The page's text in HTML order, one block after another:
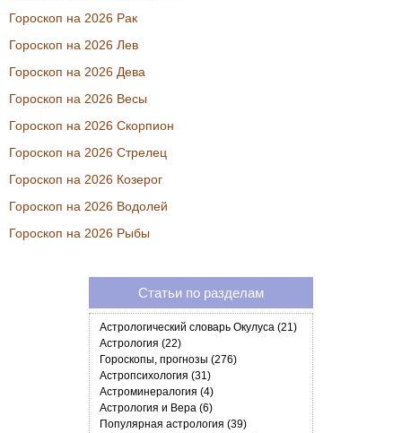
Гороскоп на 2026 Рак
Гороскоп на 2026 Лев
Гороскоп на 2026 Дева
Гороскоп на 2026 Весы
Гороскоп на 2026 Скорпион
Гороскоп на 2026 Стрелец
Гороскоп на 2026 Козерог
Гороскоп на 2026 Водолей
Гороскоп на 2026 Рыбы
Статьи по разделам
Астрологический словарь Окулуса (21)
Астрология (22)
Гороскопы, прогнозы (276)
Астропсихология (31)
Астроминералогия (4)
Астрология и Вера (6)
Популярная астрология (39)